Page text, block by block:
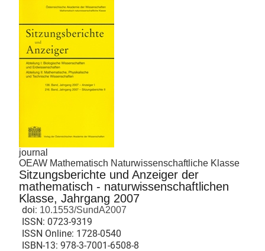
journal
OEAW Mathematisch Naturwissenschaftliche Klasse
Sitzungsberichte und Anzeiger der
mathematisch - naturwissenschaftlichen
Klasse, Jahrgang 2007
doi: 10.1553/SundA2007
ISSN: 0723-9319
ISSN Online: 1728-0540
ISBN-13: 978-3-7001-6508-8